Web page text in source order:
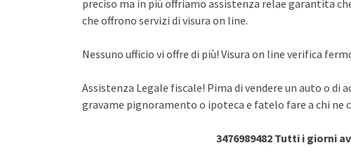
preciso ma in più offriamo assistenza relae garantita
che offrono servizi di visura on line.
Nessuno ufficio vi offre di più! Visura on line verifica
Assistenza Legale fiscale! Pima di vendere un auto o
gravame pignoramento o ipoteca e fatelo fare a chi ne
3476989482 Tutti i giorni